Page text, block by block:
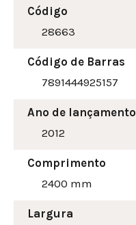
Código
28663
Código de Barras
7891444925157
Ano de lançamento
2012
Comprimento
2400 mm
Largura